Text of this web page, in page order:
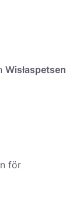
Wisłaspetsen
för